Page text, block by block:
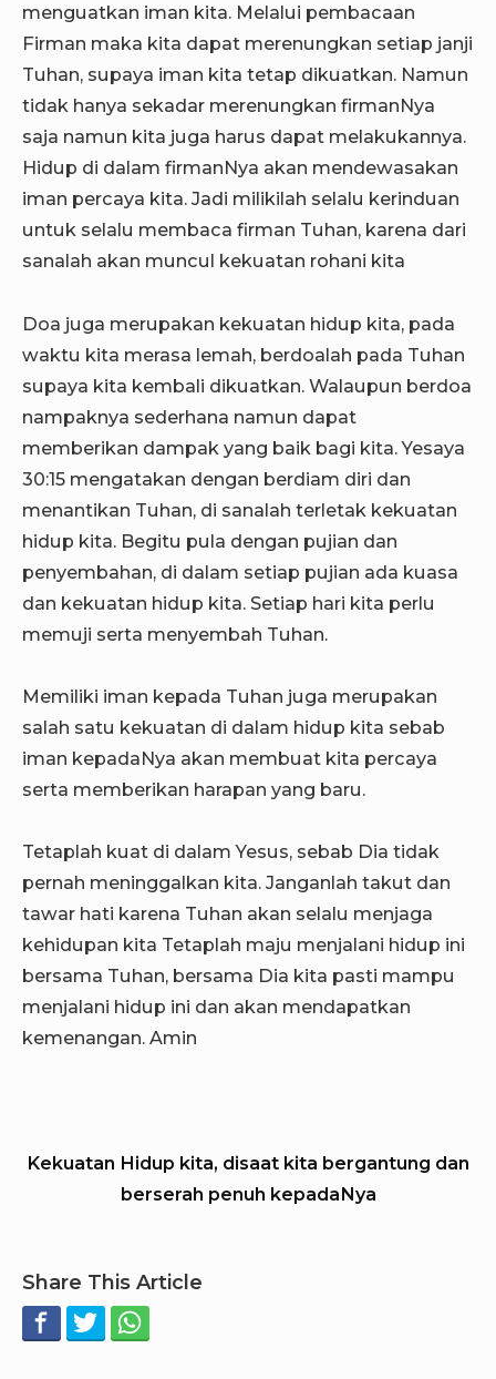
menguatkan iman kita. Melalui pembacaan
Firman maka kita dapat merenungkan setiap janji
Tuhan, supaya iman kita tetap dikuatkan. Namun
tidak hanya sekadar merenungkan firmanNya
saja namun kita juga harus dapat melakukannya.
Hidup di dalam firmanNya akan mendewasakan
iman percaya kita. Jadi milikilah selalu kerinduan
untuk selalu membaca firman Tuhan, karena dari
sanalah akan muncul kekuatan rohani kita
Doa juga merupakan kekuatan hidup kita, pada
waktu kita merasa lemah, berdoalah pada Tuhan
supaya kita kembali dikuatkan. Walaupun berdoa
nampaknya sederhana namun dapat
memberikan dampak yang baik bagi kita. Yesaya
30:15 mengatakan dengan berdiam diri dan
menantikan Tuhan, di sanalah terletak kekuatan
hidup kita. Begitu pula dengan pujian dan
penyembahan, di dalam setiap pujian ada kuasa
dan kekuatan hidup kita. Setiap hari kita perlu
memuji serta menyembah Tuhan.
Memiliki iman kepada Tuhan juga merupakan
salah satu kekuatan di dalam hidup kita sebab
iman kepadaNya akan membuat kita percaya
serta memberikan harapan yang baru.
Tetaplah kuat di dalam Yesus, sebab Dia tidak
pernah meninggalkan kita. Janganlah takut dan
tawar hati karena Tuhan akan selalu menjaga
kehidupan kita Tetaplah maju menjalani hidup ini
bersama Tuhan, bersama Dia kita pasti mampu
menjalani hidup ini dan akan mendapatkan
kemenangan. Amin
Kekuatan Hidup kita, disaat kita bergantung dan
berserah penuh kepadaNya
Share This Article